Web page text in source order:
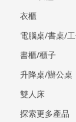
衣櫃
電腦桌/書桌/
書櫃/櫃子
升降桌/辦公桌
雙人床
探索更多產品